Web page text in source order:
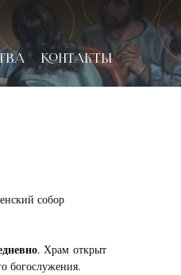
КОНТАКТЫ
собор
. Храм открыт
богослужения.